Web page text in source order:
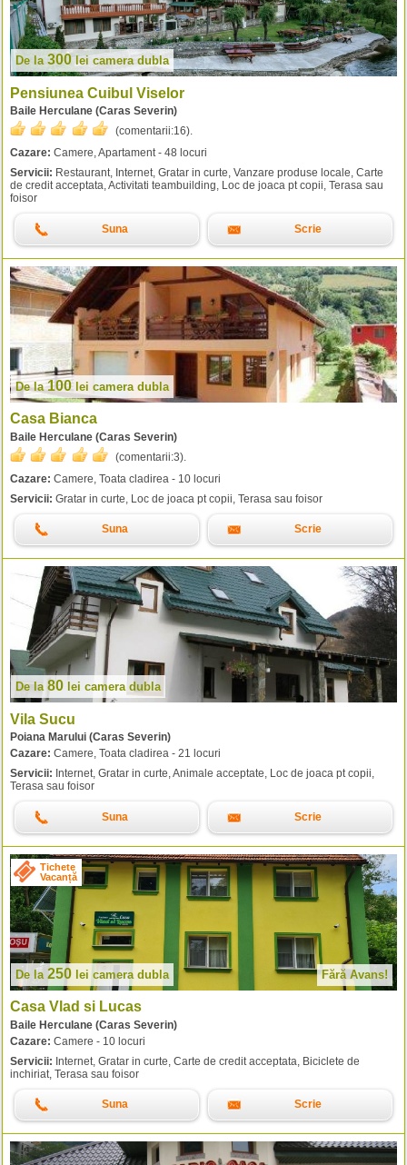
De la 300 lei camera dubla
Pensiunea Cuibul Viselor
Baile Herculane (Caras Severin)
(comentarii:16).
Cazare: Camere, Apartament - 48 locuri
Servicii: Restaurant, Internet, Gratar in curte, Vanzare produse locale, Carte
de credit acceptata, Activitati teambuilding, Loc de joaca pt copii, Terasa sau
foisor
Suna Scrie
De la100lei camera dubla
Casa Bianca
Baile Herculane (Caras Severin)
(comentarii:3).
Cazare: Camere, Toata cladirea - 10 locuri
Servicii: Gratar in curte, Loc de joaca pt copii, Terasa sau foisor
Suna Scrie
De la 80 lei camera dubla
Vila Sucu
Poiana Marului (Caras Severin)
Cazare: Camere, Toata cladirea - 21 locuri
Servicii: Internet, Gratar in curte, Animale acceptate, Loc de joaca pt copii,
Terasa sau foisor
Suna Scrie
Tichete
Vacanță
De la 250 lei camera dubla Fără Avans!
Casa Vlad si Lucas
Baile Herculane (Caras Severin)
Cazare: Camere - 10 locuri
Servicii: Internet, Gratar in curte, Carte de credit acceptata, Biciclete de
inchiriat, Terasa sau foisor
Suna Scrie